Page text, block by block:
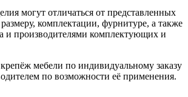
могут отличаться от представленных
комплектации, фурнитуре, а также
и производителями комплектующих и
мебели по индивидуальному заказу
по возможности её применения.